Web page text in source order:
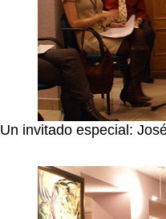
Un invitado especial: